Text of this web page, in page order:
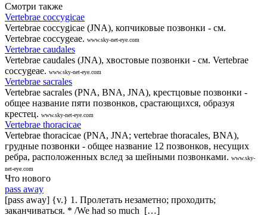
Смотри также
Vertebrae coccygicae
Vertebrae coccygicae (JNA), копчиковые позвонки - см.
Vertebrae coccygeae. www.sky-net-eye.com
Vertebrae caudales
Vertebrae caudales (JNA), хвостовые позвонки - см. Vertebrae
coccygeae. www.sky-net-eye.com
Vertebrae sacrales
Vertebrae sacrales (PNA, BNA, JNA), крестцовые позвонки -
общее название пяти позвонков, срастающихся, образуя
крестец. www.sky-net-eye.com
Vertebrae thoracicae
Vertebrae thoracicae (PNA, JNA; vertebrae thoracales, BNA),
грудные позвонки - общее название 12 позвонков, несущих
ребра, расположенных вслед за шейными позвонками. www.sky-
net-eye.com
Что нового
pass away
[pass away] {v.} 1. Пролетать незаметно; проходить;
заканчиваться. * /We had so much […]